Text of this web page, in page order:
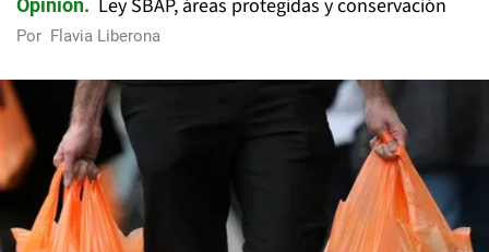
Opinión Ley SBAP, áreas protegidas y conservación
Por Flavia Liberona